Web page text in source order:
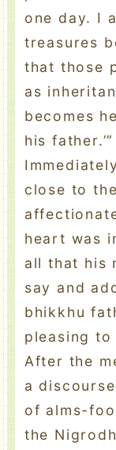
one day. I
treasures
that those
as
becomes
his father.’”
close to
heart was
all that his
say and
bhikkhu
pleasing to
After the
a
of alms-
the